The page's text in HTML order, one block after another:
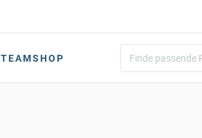
TEAMSHOP